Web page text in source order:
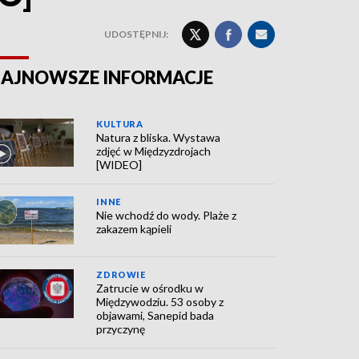
UDOSTĘPNIJ:
INFORMACJE
KULTURA
Natura z bliska. Wystawa
zdjęć w Międzyzdrojach
[WIDEO]
INNE
Nie wchodź do wody. Plaże z
zakazem kąpieli
ZDROWIE
Zatrucie w ośrodku w
Międzywodziu. 53 osoby z
objawami, Sanepid bada
przyczynę